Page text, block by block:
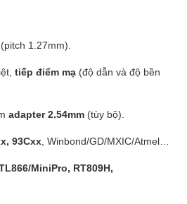
(pitch 1.27mm).
tiếp điểm mạ (độ dẫn và độ bền
adapter 2.54mm (tùy bộ).
93Cxx , Winbond/GD/MXIC/Atmel…
MiniPro, RT809H,